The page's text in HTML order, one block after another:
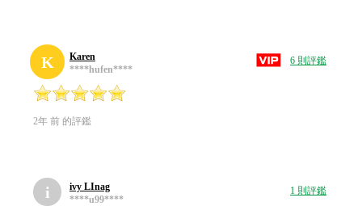
K
Karen
****hufen****
6 則評鑑
2年 前 的評鑑
i
ivy LInag
****u99****
1 則評鑑